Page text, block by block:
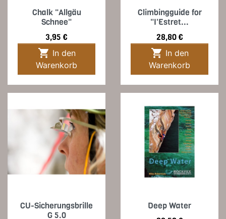
Chalk "Allgäu
Schnee"
Preis
3,95 €

Warenkorb
Climbingguide for
"I'Estret...
Preis
28,80 €

Warenkorb
CU-Sicherungsbrille
G 5.0
Deep Water